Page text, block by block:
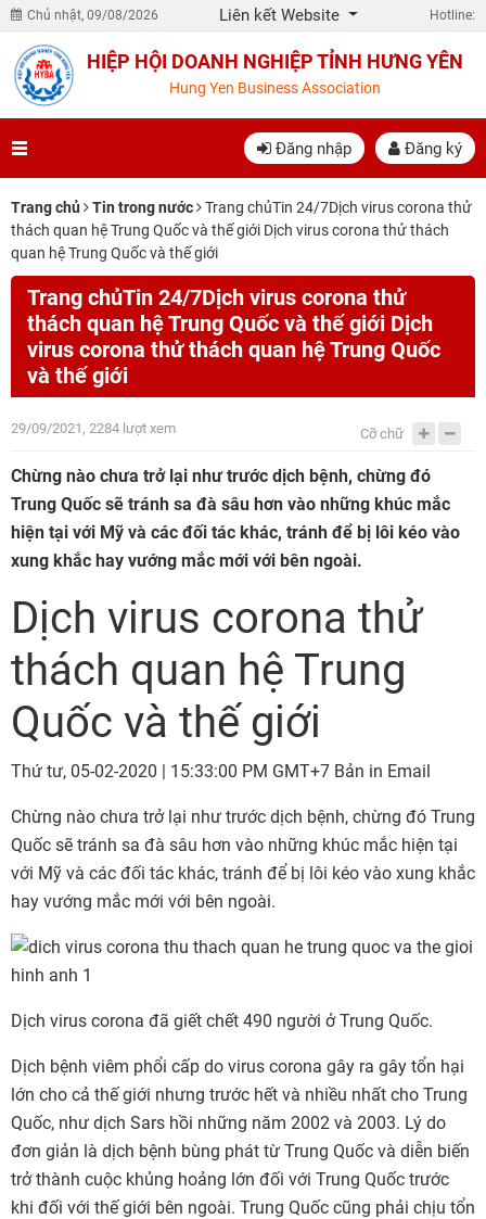
Chủ nhật, 09/08/2026 Liên kết Website Hotline:
HIỆP HỘI DOANH NGHIỆP TỈNH HƯNG YÊN
Hung Yen Business Association
Đăng nhập Đăng ký
Trang chủ Tin trong nước
Trang chủTin 24/7Dịch virus corona thử
thách quan hệ Trung Quốc và thế giới Dịch virus corona thử thách
quan hệ Trung Quốc và thế giới
Trang chủTin 24/7Dịch virus corona thử
thách quan hệ Trung Quốc và thế giới Dịch
virus corona thử thách quan hệ Trung Quốc
và thế giới
29/09/2021, 2284 lượt xem Cỡ chữ
Chừng nào chưa trở lại như trước dịch bệnh, chừng đó
Trung Quốc sẽ tránh sa đà sâu hơn vào những khúc mắc
hiện tại với Mỹ và các đối tác khác, tránh để bị lôi kéo vào
xung khắc hay vướng mắc mới với bên ngoài.
Dịch virus corona thử
thách quan hệ Trung
Quốc và thế giới
Thứ tư, 05-02-2020 | 15:33:00 PM GMT+7 Bản in Email
Chừng nào chưa trở lại như trước dịch bệnh, chừng đó Trung
Quốc sẽ tránh sa đà sâu hơn vào những khúc mắc hiện tại
với Mỹ và các đối tác khác, tránh để bị lôi kéo vào xung khắc
hay vướng mắc mới với bên ngoài.
Dịch virus corona đã giết chết 490 người ở Trung Quốc.
Dịch bệnh viêm phổi cấp do virus corona gây ra gây tổn hại
lớn cho cả thế giới nhưng trước hết và nhiều nhất cho Trung
Quốc, như dịch Sars hồi những năm 2002 và 2003. Lý do
đơn giản là dịch bệnh bùng phát từ Trung Quốc và diễn biến
trở thành cuộc khủng hoảng lớn đối với Trung Quốc trước
khi đối với thế giới bên ngoài. Trung Quốc cũng phải chịu tổn